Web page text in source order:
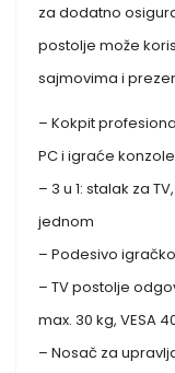
za dodatno
postolje može
sajmovima i
– Kokpit
PC i igraće konzole
– 3 u 1: stalak za
jednom
– Podesivo
– TV postolje
max. 30 kg, VESA
– Nosač za